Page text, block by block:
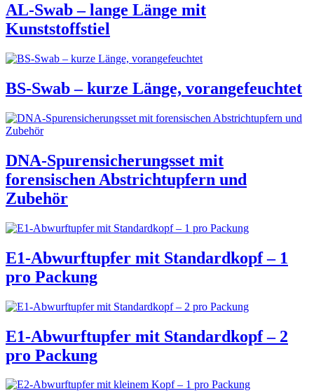
AL-Swab – lange Länge mit
Kunststoffstiel
BS-Swab – kurze Länge, vorangefeuchtet
DNA-Spurensicherungsset mit
forensischen Abstrichtupfern und
Zubehör
E1-Abwurftupfer mit Standardkopf – 1
pro Packung
E1-Abwurftupfer mit Standardkopf – 2
pro Packung